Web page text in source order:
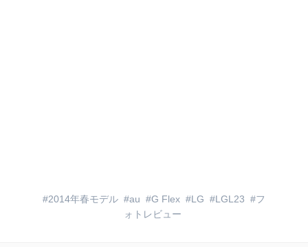
2014年春モデル au G Flex LG LGL23
フ
ォトレビュー